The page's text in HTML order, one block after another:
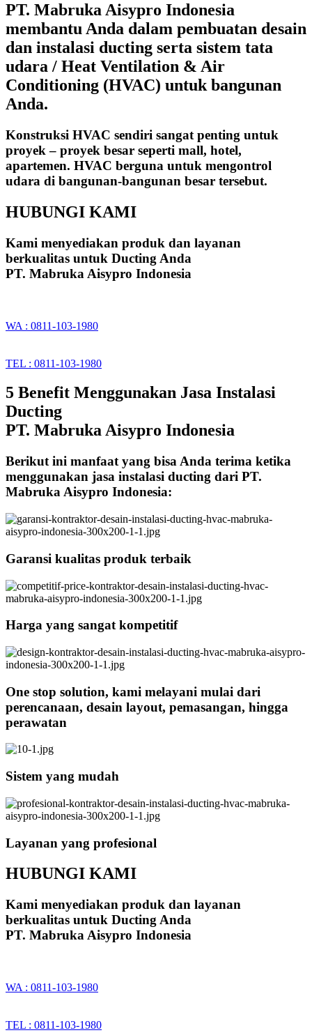
PT. Mabruka Aisypro Indonesia
membantu Anda dalam pembuatan desain
dan instalasi ducting serta sistem tata
udara / Heat Ventilation & Air
Conditioning (HVAC) untuk bangunan
Anda.
Konstruksi HVAC sendiri sangat penting untuk
proyek – proyek besar seperti mall, hotel,
apartemen. HVAC berguna untuk mengontrol
udara di bangunan-bangunan besar tersebut.
HUBUNGI KAMI
Kami menyediakan produk dan layanan
berkualitas untuk Ducting Anda
PT. Mabruka Aisypro Indonesia
WA : 0811-103-1980
TEL : 0811-103-1980
5 Benefit Menggunakan Jasa Instalasi
Ducting
PT. Mabruka Aisypro Indonesia
Berikut ini manfaat yang bisa Anda terima ketika
menggunakan jasa instalasi ducting dari PT.
Mabruka Aisypro Indonesia:
Garansi kualitas produk terbaik
Harga yang sangat kompetitif
One stop solution, kami melayani mulai dari
perencanaan, desain layout, pemasangan, hingga
perawatan
Sistem yang mudah
Layanan yang profesional
HUBUNGI KAMI
Kami menyediakan produk dan layanan
berkualitas untuk Ducting Anda
PT. Mabruka Aisypro Indonesia
WA : 0811-103-1980
TEL : 0811-103-1980